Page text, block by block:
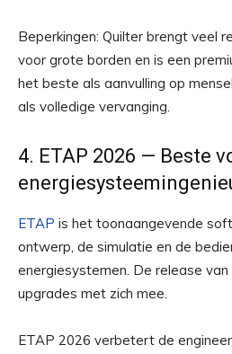
Beperkingen: Quilter brengt veel
voor grote borden en is een
het beste als aanvulling op
als volledige vervanging.
4. ETAP 2026 — Beste
ETAP is het toonaangevende
ontwerp, de simulatie en de
energiesystemen. De release
upgrades met zich mee.
ETAP 2026 verbetert de